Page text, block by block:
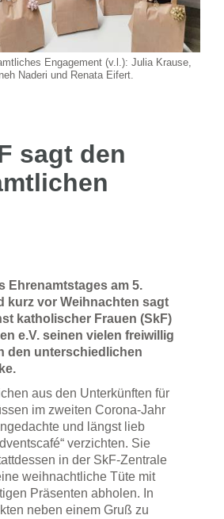
Engagement (v.l.): Julia Krause,
Naderi und Renata Eifert.
sagt den
Ehrenamtstages am 5.
kurz vor Weihnachten sagt
katholischer Frauen (SkF)
e.V. seinen vielen freiwillig
den unterschiedlichen
aus den Unterkünften für
im zweiten Corona-Jahr
und längst lieb
verzichten. Sie
in der SkF-Zentrale
weihnachtliche Tüte mit
Präsenten abholen. In
neben einem Gruß zu